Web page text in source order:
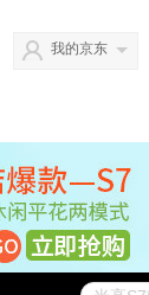
我的京东